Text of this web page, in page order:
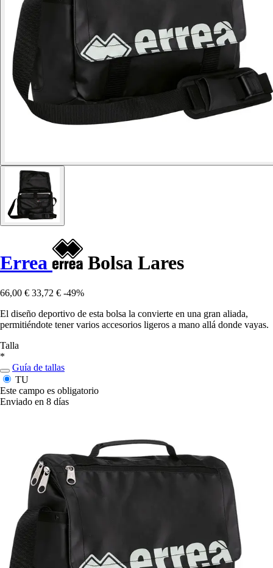
Errea Bolsa Lares
66,00 € 33,72 € -49%
El diseño deportivo de esta bolsa la convierte en una gran aliada,
permitiéndote tener varios accesorios ligeros a mano allá donde vayas.
Talla
*
Guía de tallas
TU
Este campo es obligatorio
Enviado en 8 días